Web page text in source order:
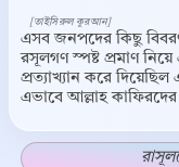
এসব জনপদের কিছু
রসূলগণ স্পষ্ট প্রমাণ
প্রত্যাখ্যান করে
এভাবে আল্লাহ
[তাইসিরুল কুরআন]